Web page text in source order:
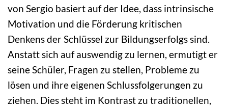
von Sergio basiert auf der Idee, dass intrinsische
Motivation und die Förderung kritischen
Denkens der Schlüssel zur Bildungserfolgs sind.
Anstatt sich auf auswendig zu lernen, ermutigt er
seine Schüler, Fragen zu stellen, Probleme zu
lösen und ihre eigenen Schlussfolgerungen zu
ziehen. Dies steht im Kontrast zu traditionellen,